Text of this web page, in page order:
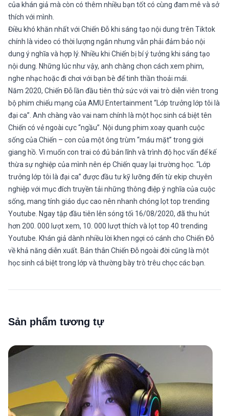
của khán giả mà còn có thêm nhiều bạn tốt có cùng đam mê và sở
thích với mình.
Điều khó khăn nhất với Chiến Đỗ khi sáng tạo nội dung trên Tiktok
chính là video có thời lượng ngắn nhưng vẫn phải đảm bảo nội
dung ý nghĩa và hợp lý. Nhiều khi Chiến bị bí ý tưởng khi sáng tạo
nội dung. Những lúc như vậy, anh chàng chọn cách xem phim,
nghe nhạc hoặc đi chơi với bạn bè để tinh thần thoải mái.
Năm 2020, Chiến Đỗ lần đầu tiên thử sức với vai trò diễn viên trong
bộ phim chiếu mạng của AMU Entertainment “Lớp trưởng lớp tôi là
đại ca”. Anh chàng vào vai nam chính là một học sinh cá biệt tên
Chiến có vẻ ngoài cực “ngầu”. Nội dung phim xoay quanh cuộc
sống của Chiến – con của một ông trùm “máu mặt” trong giới
giang hồ. Vì muốn con trai có đủ bản lĩnh và trình độ học vấn để kế
thừa sự nghiệp của mình nên ép Chiến quay lại trường học. “Lớp
trưởng lớp tôi là đại ca” được đầu tư kỹ lưỡng đến từ ekip chuyên
nghiệp với mục đích truyền tải những thông điệp ý nghĩa của cuộc
sống, mang tính giáo dục cao nên nhanh chóng lọt top trending
Youtube. Ngay tập đầu tiên lên sóng tối 16/08/2020, đã thu hút
hơn 200. 000 lượt xem, 10. 000 lượt thích và lọt top 40 trending
Youtube. Khán giả dành nhiều lời khen ngợi có cánh cho Chiến Đỗ
về khả năng diễn xuất. Bản thân Chiến Đỗ ngoài đời cũng là một
học sinh cá biệt trong lớp và thường bày trò trêu chọc các bạn.
Sản phẩm tương tự